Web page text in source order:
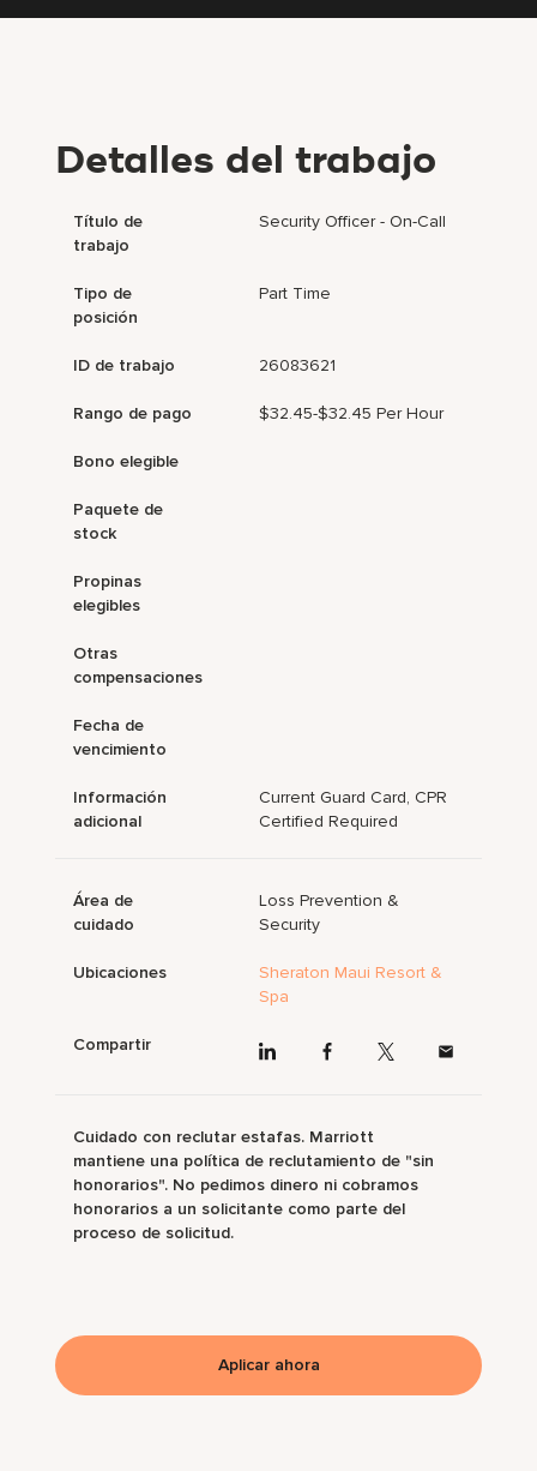
Detalles del trabajo
Título de
trabajo
Security Officer - On-Call
Tipo de
posición
Part Time
ID de trabajo 26083621
Rango de pago $32.45-$32.45 Per Hour
Bono elegible
Paquete de
stock
Propinas
elegibles
Otras
compensaciones
Fecha de
vencimiento
Información
adicional
Current Guard Card, CPR
Certified Required
Área de
cuidado
Loss Prevention &
Security
Ubicaciones
Sheraton Maui Resort &
Spa
Compartir
Cuidado con reclutar estafas. Marriott
mantiene una política de reclutamiento de "sin
honorarios". No pedimos dinero ni cobramos
honorarios a un solicitante como parte del
proceso de solicitud.
Aplicar ahora